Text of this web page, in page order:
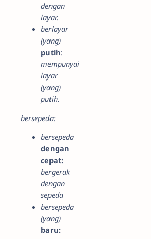
dengan
layar.
berlayar
(yang)
putih:
mempunyai
layar
(yang)
putih.
bersepeda:
bersepeda
dengan
cepat:
bergerak
dengan
sepeda
bersepeda
(yang)
baru: